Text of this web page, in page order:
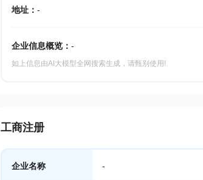
地址： -
企业信息概览： -
如上信息由AI大模型全网搜索生成，请甄别使用!
工商注册
企业名称 -